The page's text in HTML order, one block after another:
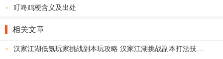
玩法伤增加了pvp模式，pvp模式对这个玩法来说，我十分的喜欢，秘
龙之怒哄官网版亮点介绍：
叮咚鸡梗含义及出处
相关文章